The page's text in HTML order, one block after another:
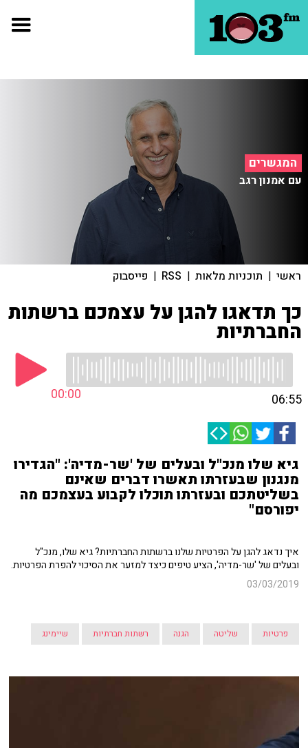
המגשרים
עם אמנון רגב
ראשי | תוכניות מלאות |
RSS
| פייסבוק
כך תדאגו להגן על עצמכם ברשתות
החברתיות
00:00 06:55
גיא שלו מנכ"ל ובעלים של 'שר-מדיה': "הגדירו
מנגנון שבעזרתו תאשרו דברים שאינם
בשליטתכם ובעזרתו תוכלו לקבוע בעצמכם מה
יפורסם"
איך נדאג להגן על הפרטיות שלנו ברשתות החברתיות? גיא שלו, מנכ"ל
ובעלים של 'שר-מדיה', הציע טיפים כיצד למזער את הסיכוי להפרת הפרטיות.
03/03/2019
פרטיות שליטה הגנה רשתות חברתיות שיימינג